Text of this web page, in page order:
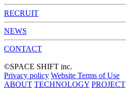
RECRUIT
NEWS
CONTACT
©︎SPACE SHIFT inc.
Privacy policy Website Terms of Use
ABOUT TECHNOLOGY PROJECT